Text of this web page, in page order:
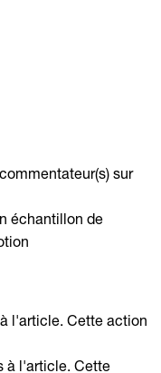
sur
échantillon de
l'article. Cette action
à l'article. Cette